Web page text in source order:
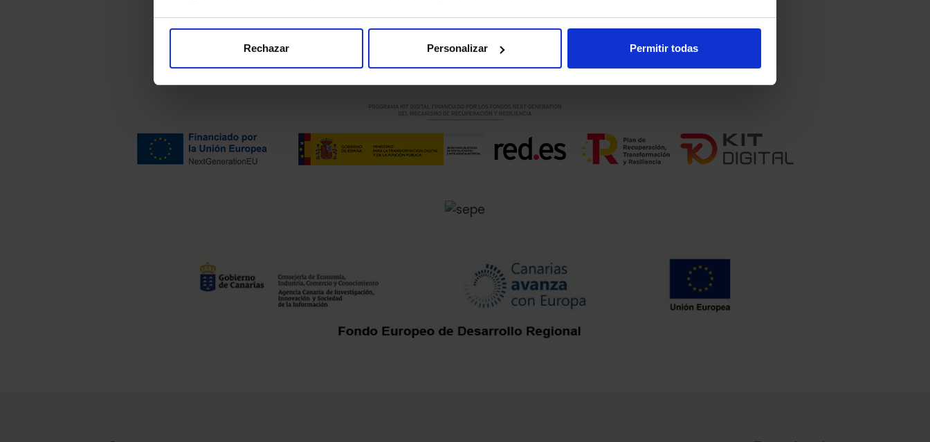
Rechazar Personalizar Permitir todas